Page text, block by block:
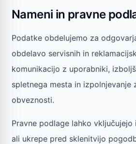
Nameni in pravne
Podatke obdelujemo za
obdelavo servisnih in
komunikacijo z uporabniki,
spletnega mesta in izpolnjevanje
obveznosti.
Pravne podlage lahko
ali ukrepe pred sklenitvijo